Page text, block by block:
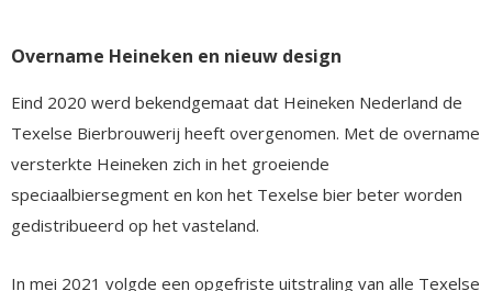
Overname Heineken en nieuw design
Eind 2020 werd bekendgemaat dat Heineken Nederland de
Texelse Bierbrouwerij heeft overgenomen. Met de overname
versterkte Heineken zich in het groeiende
speciaalbiersegment en kon het Texelse bier beter worden
gedistribueerd op het vasteland.
In mei 2021 volgde een opgefriste uitstraling van alle Texelse